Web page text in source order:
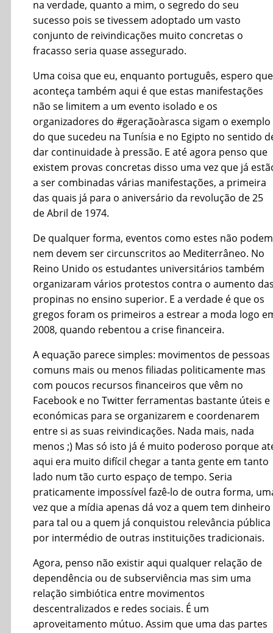
na verdade, quanto a mim, o segredo do seu
sucesso pois se tivessem adoptado um vasto
conjunto de reivindicações muito concretas o
fracasso seria quase assegurado.
Uma coisa que eu, enquanto português, espero que
aconteça também aqui é que estas manifestações
não se limitem a um evento isolado e os
organizadores do #geraçãoàrasca sigam o exemplo
do que sucedeu na Tunísia e no Egipto no sentido
dar continuidade à pressão. E até agora penso que
existem provas concretas disso uma vez que já
a ser combinadas várias manifestações, a primeira
das quais já para o aniversário da revolução de 25
de Abril de 1974.
De qualquer forma, eventos como estes não podem
nem devem ser circunscritos ao Mediterrâneo. No
Reino Unido os estudantes universitários também
organizaram vários protestos contra o aumento
propinas no ensino superior. E a verdade é que os
gregos foram os primeiros a estrear a moda logo
2008, quando rebentou a crise financeira.
A equação parece simples: movimentos de pessoas
comuns mais ou menos filiadas politicamente mas
com poucos recursos financeiros que vêm no
Facebook e no Twitter ferramentas bastante úteis e
económicas para se organizarem e coordenarem
entre si as suas reivindicações. Nada mais, nada
menos ;) Mas só isto já é muito poderoso porque
aqui era muito difícil chegar a tanta gente em tanto
lado num tão curto espaço de tempo. Seria
praticamente impossível fazê-lo de outra forma,
vez que a mídia apenas dá voz a quem tem dinheiro
para tal ou a quem já conquistou relevância pública
por intermédio de outras instituições tradicionais.
Agora, penso não existir aqui qualquer relação de
dependência ou de subserviência mas sim uma
relação simbiótica entre movimentos
descentralizados e redes sociais. É um
aproveitamento mútuo. Assim que uma das partes